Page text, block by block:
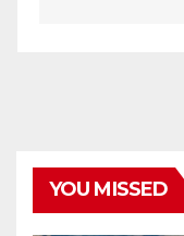
YOU MISSED